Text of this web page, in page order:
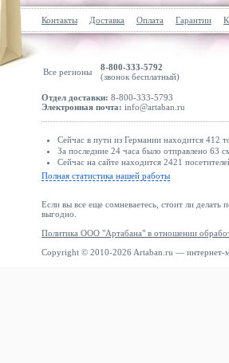
Контакты Доставка Оплата Гарантии
Все регионы
8-800-333-5792
(звонок бесплатный)
Отдел доставки: 8-800-333-5793
Электронная почта: info@artaban.ru
Сейчас в пути из Германии находится 412
За последние 24 часа было отправлено 63
Сейчас на сайте находится 2421
Полная статистика нашей работы
Если вы все еще сомневаетесь, стоит ли делать
выгодно.
Политика ООО "Артабана" в отношении
Copyright © 2010-2026 Artaban.ru — интернет-